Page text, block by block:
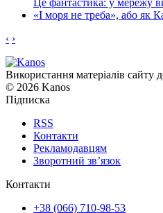
Це фантастика: у мережу
«І моря не треба», або як
‹ ›
Використання матеріалів сайту
© 2026 Kanos
Підписка
RSS
Контакти
Рекламодавцям
Зворотний зв’язок
Контакти
+38 (066) 710-98-53